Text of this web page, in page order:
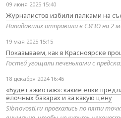
09 июня 2025 15:40
Журналистов избили палками на
Нападавших отправили в СИЗО на 2
19 мая 2025 15:15
Показываем, как в Красноярске
Гостей угощали печеньками с
18 декабря 2024 16:45
«Будет ажиотаж»: какие елки
елочных базарах и за какую цену
Sibnovosti.ru проехались по пяти